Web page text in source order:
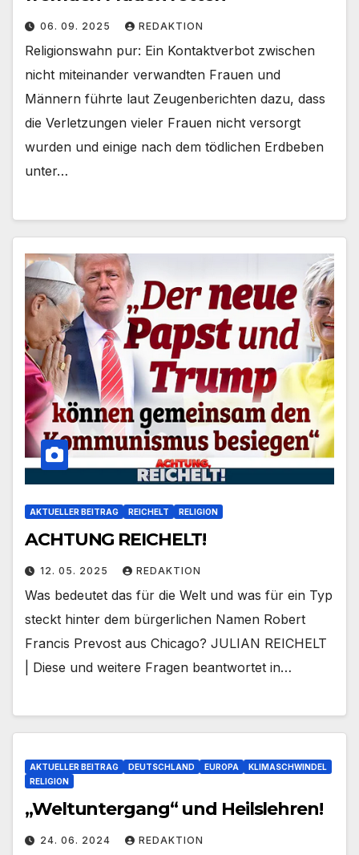
06. 09. 2025 REDAKTION
Religionswahn pur: Ein Kontaktverbot zwischen
nicht miteinander verwandten Frauen und
Männern führte laut Zeugenberichten dazu, dass
die Verletzungen vieler Frauen nicht versorgt
wurden und einige nach dem tödlichen Erdbeben
unter…
AKTUELLER BEITRAG REICHELT RELIGION
ACHTUNG REICHELT!
12. 05. 2025 REDAKTION
Was bedeutet das für die Welt und was für ein Typ
steckt hinter dem bürgerlichen Namen Robert
Francis Prevost aus Chicago? JULIAN REICHELT
| Diese und weitere Fragen beantwortet in…
AKTUELLER BEITRAG DEUTSCHLAND EUROPA
KLIMASCHWINDEL
RELIGION
„Weltuntergang“ und Heilslehren!
24. 06. 2024 REDAKTION